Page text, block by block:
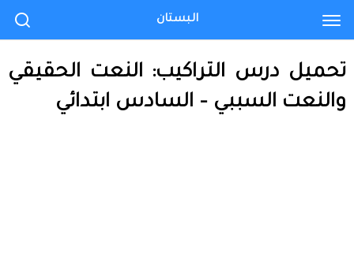
تحميل درس التراكيب: النعت الحقيقي
والنعت السببي – السادس ابتدائي
البستان